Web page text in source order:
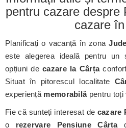
pentru cazare despre
cazare
Planificați o vacanță în zona
este alegerea ideală pentru un
opțiuni decazare la Cârța
Situat în pitorescul localitate
experiență memorabilăpentru toți
Fie că sunteți interesat de cazare
o rezervare Pensiune Cârța